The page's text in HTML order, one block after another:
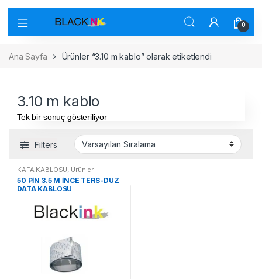
0
Ana Sayfa Ürünler “3.10 m kablo” olarak etiketlendi
3.10 m kablo
Tek bir sonuç gösteriliyor
Filters
KAFA KABLOSU, Ürünler
50 PİN 3.5 M İNCE TERS-DÜZ
DATA KABLOSU